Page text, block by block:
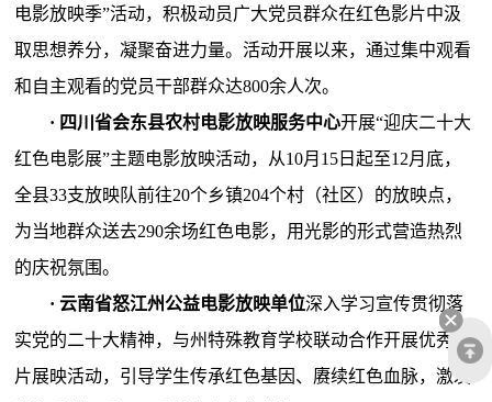
电影放映季”活动，积极动员广大党员群众在红色影片中汲
取思想养分，凝聚奋进力量。活动开展以来，通过集中观看
和自主观看的党员干部群众达800余人次。
· 四川省会东县农村电影放映服务中心开展“迎庆二十大
红色电影展”主题电影放映活动，从10月15日起至12月底，
全县33支放映队前往20个乡镇204个村（社区）的放映点，
为当地群众送去290余场红色电影，用光影的形式营造热烈
的庆祝氛围。
· 云南省怒江州公益电影放映单位深入学习宣传贯彻落
实党的二十大精神，与州特殊教育学校联动合作开展优秀影
片展映活动，引导学生传承红色基因、赓续红色血脉，激发